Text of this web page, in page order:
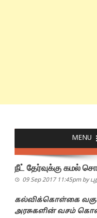
நீட் தேர்வுக்கு கமல்
09 Sep 2017 11:45pm by
கல்விக்கொள்கை
அரசுகளின் வசம்